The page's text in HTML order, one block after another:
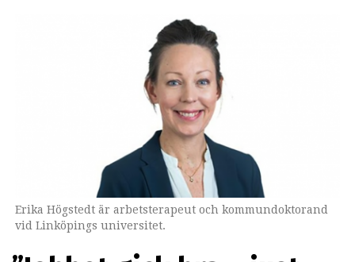
Erika Högstedt är arbetsterapeut och kommundoktorand
vid Linköpings universitet.